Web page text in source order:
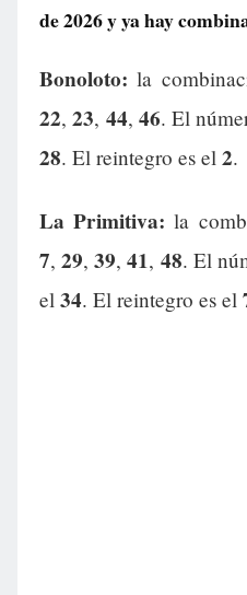
de 2026 y ya hay
Bonoloto: la
22,23, 44, 46. El
28. El reintegro es el 2.
La Primitiva: la
7,29,39,41, 48. El
el 34. El reintegro es el